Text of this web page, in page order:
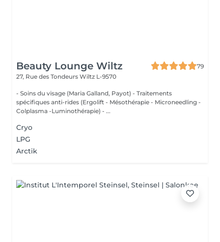
Beauty Lounge Wiltz
79
27, Rue des Tondeurs Wiltz L-9570
- Soins du visage (Maria Galland, Payot) - Traitements
spécifiques anti-rides (Ergolift - Mésothérapie - Microneedling -
Colplasma -Luminothérapie) - ...
Cryo
LPG
Arctik